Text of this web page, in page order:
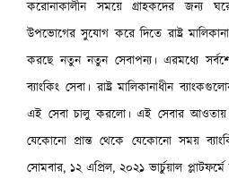
করোনাকালীন সময়ে গ্রাহকদের জন্য
উপভোগের সুযোগ করে দিতে রাষ্ট্র
করছে নতুন নতুন সেবাপন্য। এরমধ্যে
ব্যাংকিং সেবা। রাষ্ট্র মালিকানাধীন
এই সেবা চালু করলো। এই সেবার আওতায়
যেকোনো প্রান্ত থেকে যেকোনো সময়
সোমবার, ১২ এপ্রিল, ২০২১ ভার্চুয়াল